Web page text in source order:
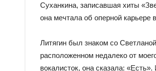
Суханкина, записавшая хиты
она мечтала об оперной карьере
Литягин был знаком со
расположенном недалеко от
вокалисток, она сказала: